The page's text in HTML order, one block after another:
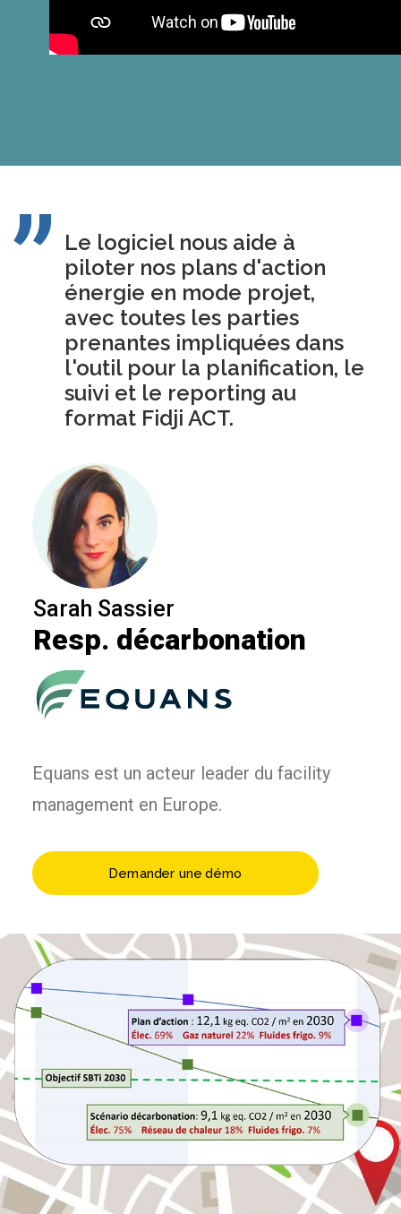
Le logiciel nous aide à
piloter nos plans d'action
énergie en mode projet,
avec toutes les parties
prenantes impliquées dans
l'outil pour la planification, le
suivi et le reporting au
format Fidji ACT.
Sarah Sassier
Resp. décarbonation
Equans est un acteur leader du facility
management en Europe.
Demander une démo